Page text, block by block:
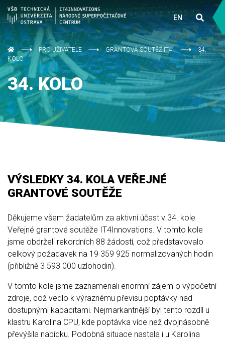
EN
PRO UŽIVATELE GRANTOVÁ SOUTĚŽ IT4I
34.
KOLO
34. KOLO
VÝSLEDKY 34. KOLA VEŘEJNÉ
GRANTOVÉ SOUTĚŽE
Děkujeme všem žadatelům za aktivní účast v 34. kole
Veřejné grantové soutěže IT4Innovations. V tomto kole
jsme obdrželi rekordních 88 žádostí, což představovalo
celkový požadavek na 19 359 925 normalizovaných hodin
(přibližně 3 593 000 uzlohodin).
V tomto kole jsme zaznamenali enormní zájem o výpočetní
zdroje, což vedlo k výraznému převisu poptávky nad
dostupnými kapacitami. Nejmarkantnější byl tento rozdíl u
klastru Karolina CPU, kde poptávka více než dvojnásobně
převýšila nabídku. Podobná situace nastala i u Karolina